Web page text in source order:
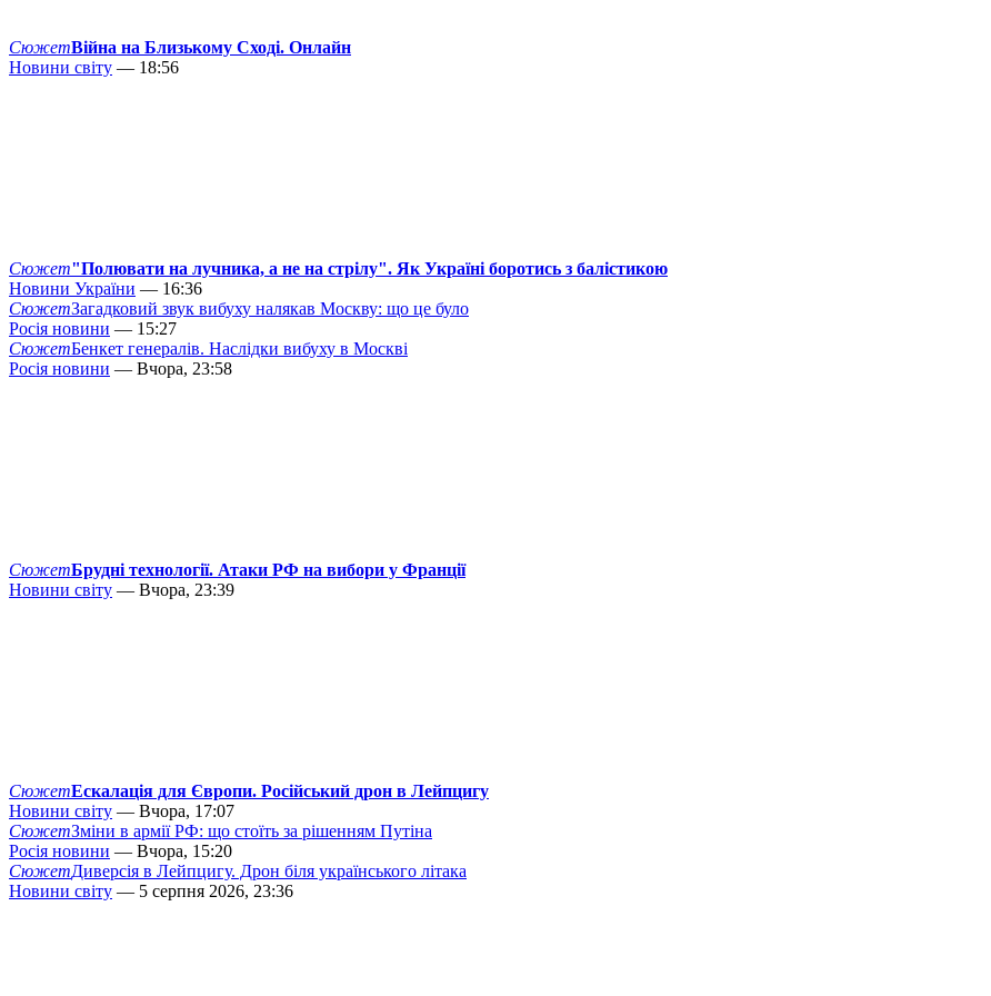
СюжетВійна на Близькому Сході. Онлайн
Новини світу — 18:56
Сюжет"Полювати на лучника, а не на стрілу". Як Україні боротись з балістикою
Новини України — 16:36
СюжетЗагадковий звук вибуху налякав Москву: що це було
Росія новини — 15:27
СюжетБенкет генералів. Наслідки вибуху в Москві
Росія новини — Вчора, 23:58
СюжетБрудні технології. Атаки РФ на вибори у Франції
Новини світу — Вчора, 23:39
СюжетЕскалація для Європи. Російський дрон в Лейпцигу
Новини світу — Вчора, 17:07
СюжетЗміни в армії РФ: що стоїть за рішенням Путіна
Росія новини — Вчора, 15:20
СюжетДиверсія в Лейпцигу. Дрон біля українського літака
Новини світу — 5 серпня 2026, 23:36